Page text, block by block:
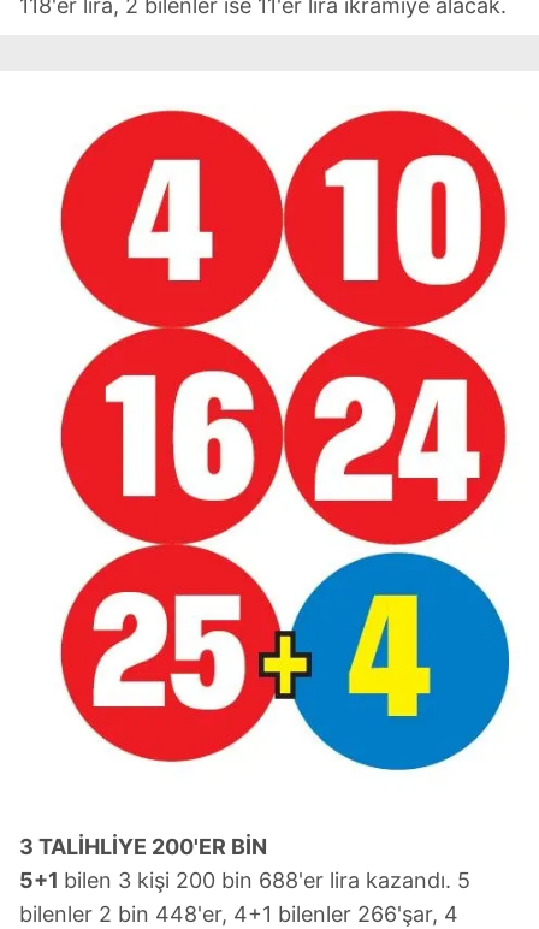
118'er lira, 2 bilenler ise 11'er lira ikramiye alacak.
3 TALİHLİYE 200'ER BİN
5+1 bilen 3 kişi 200 bin 688'er lira kazandı. 5
bilenler 2 bin 448'er, 4+1 bilenler 266'şar, 4